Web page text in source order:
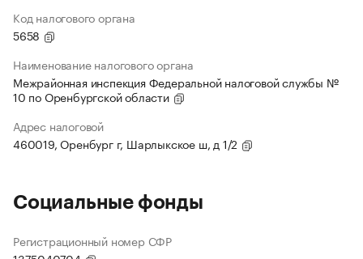
Код налогового органа
5658
Наименование налогового органа
Межрайонная инспекция Федеральной налоговой службы №
10 по Оренбургской области
Адрес налоговой
460019, Оренбург г, Шарлыкское ш, д 1/2
Социальные фонды
Регистрационный номер СФР